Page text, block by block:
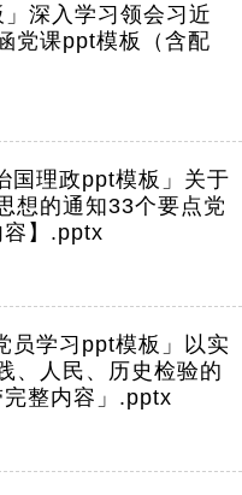
」深入学习领会习近
党课ppt模板（含配
国理政ppt模板」关于
想的通知33个要点党
】.pptx
员学习ppt模板」以实
、人民、历史检验的
整内容」.pptx